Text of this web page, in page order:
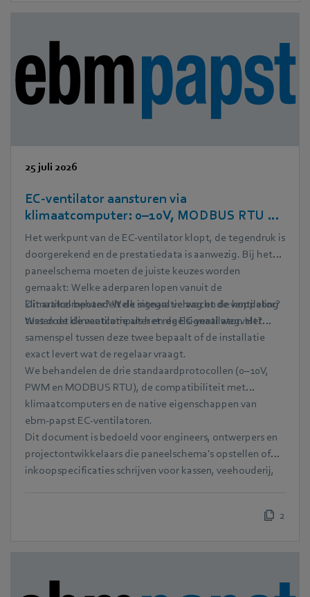
25 juli 2026
EC-ventilator aansturen via
klimaatcomputer: 0–10V, MODBUS RTU en
PWM in de praktijk
Het werkpunt van de EC-ventilator klopt, de tegendruk is
doorgerekend en de prestatiedata is aanwezig. Bij het
paneelschema moeten de juiste keuzes worden
gemaakt: Welke aderparen lopen vanuit de
klimaatcomputer? Welk signaal verwacht de ventilator?
Wat doet de ventilatie als het regelsignaal wegvalt?
Dit artikel behandelt de integratielaag en de koppeling
tussen de klimaatcomputer en de EC-ventilator. Het
samenspel tussen deze twee bepaalt of de installatie
exact levert wat de regelaar vraagt.
We behandelen de drie standaardprotocollen (0–10V,
PWM en MODBUS RTU), de compatibiliteit met
klimaatcomputers en de native eigenschappen van
ebm‑papst EC-ventilatoren.
Dit document is bedoeld voor engineers, ontwerpers en
projectontwikkelaars die paneelschema's opstellen of
inkoopspecificaties schrijven voor kassen, veehouderij,
2